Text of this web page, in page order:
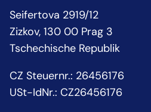
Seifertova 2919/12
Zizkov, 130 00 Prag 3
Tschechische Republik
CZ Steuernr.: 26456176
USt-IdNr.: CZ26456176